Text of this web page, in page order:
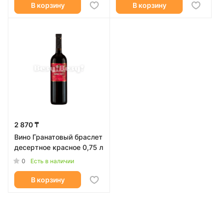
В корзину В корзину
2 870 ₸
Вино Гранатовый браслет
десертное красное 0,75 л
0 Есть в наличии
В корзину